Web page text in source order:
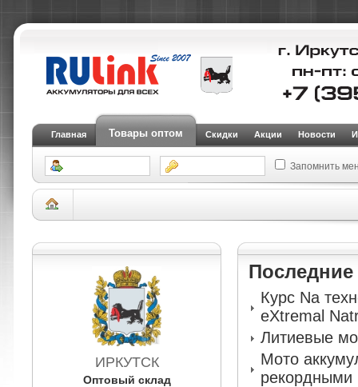
Главная Товары оптом Скидки Акции Новости
Запомнить
АКБ для мототехники и электрогенераторов
YT12B-4-GEL-2025
ИРКУТСК
Оптовый склад
Последние
Курс Na
eXtremal
Литиевые
Мото
рекордными